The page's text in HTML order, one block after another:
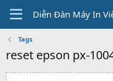
Diễn Đàn Máy In
Tags
reset epson px-